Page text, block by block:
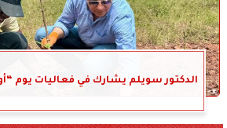
الدكتور سويلم يشارك في فعاليات يوم